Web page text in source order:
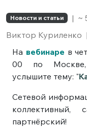
Новости и статьи | ~
Виктор Куриленко |
На вебинаре в
00 по
услышите тему: "
Сетевой
партнёрский!